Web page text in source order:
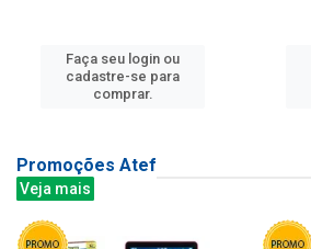
Faça seu login ou
cadastre-se para
comprar.
Promoções Atef
Veja mais